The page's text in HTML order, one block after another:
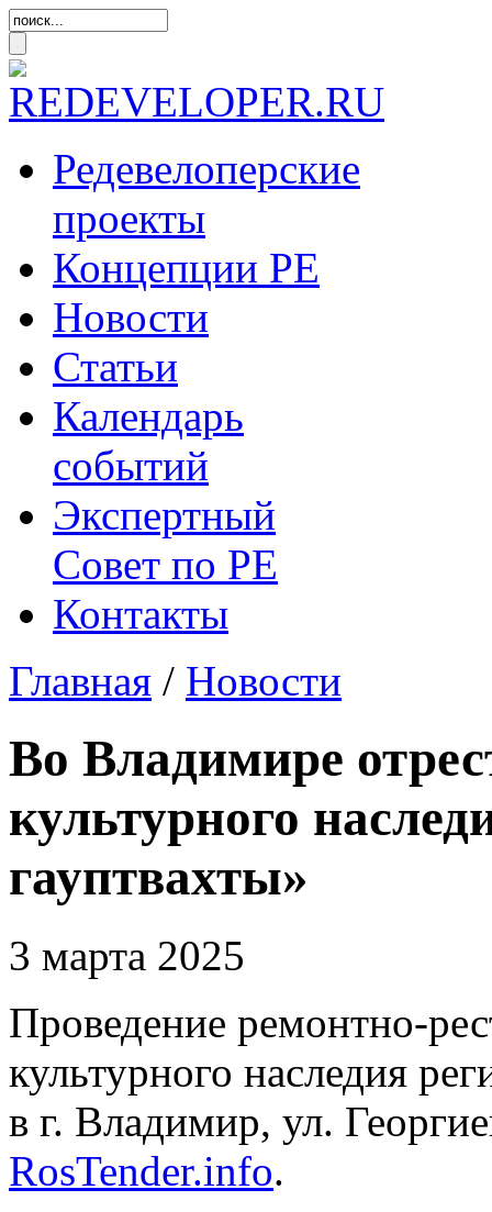
Редевелоперские
проекты
Концепции РЕ
Новости
Статьи
Календарь
событий
Экспертный
Совет по РЕ
Контакты
Главная / Новости
Во Владимире
культурного
гауптвахты»
3 марта 2025
Проведение ремонтно-
культурного наследия
в г. Владимир, ул.
RosTender.info.